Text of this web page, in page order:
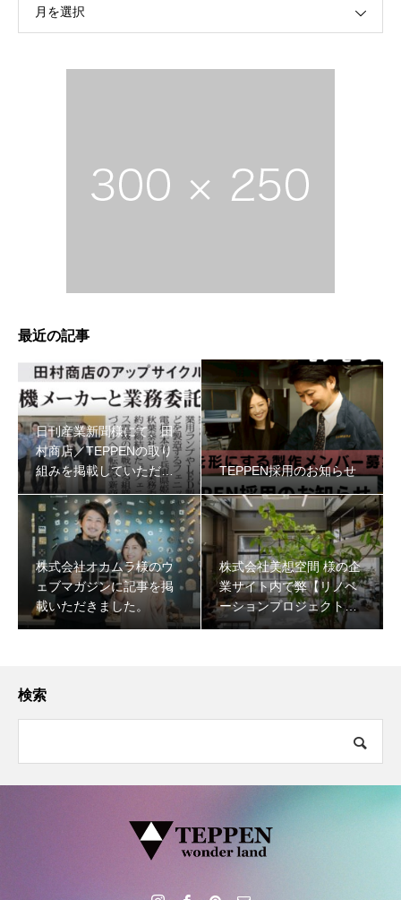
月を選択
最近の記事
日刊産業新聞様にて、田
村商店／TEPPENの取り
組みを掲載していただき
ました
TEPPEN採用のお知らせ
株式会社オカムラ様のウ
ェブマガジンに記事を掲
載いただきました。
株式会社美想空間 様の企
業サイト内で弊【リノベ
ーションプロジェクト】
について掲載いただきま
検索